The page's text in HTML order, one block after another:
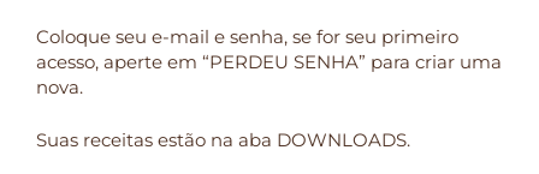
Coloque seu e-mail e senha, se for seu primeiro
acesso, aperte em “PERDEU SENHA” para criar uma
nova.
Suas receitas estão na aba DOWNLOADS.